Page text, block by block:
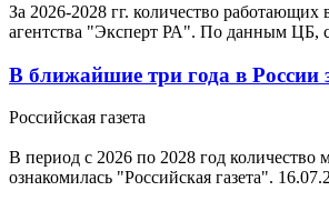
За 2026-2028 гг. количество
агентства "Эксперт РА". По данным ЦБ,
В ближайшие три года в
Российская газета
В период с 2026 по 2028 год количество
ознакомилась "Российская газета".